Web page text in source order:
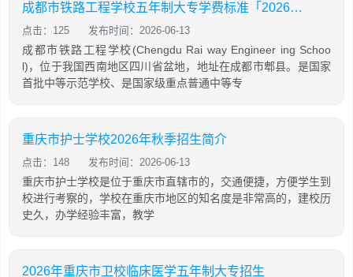
成都市铁路工程学校五年制大专学费标准「2026年更新」
点击：125 发布时间：2026-06-13
成都市铁路工程学校(Chengdu Rai way Engineer ing Schoo
l)，位于我国西南地区四川省盆地，地址在成都市郫县。是国家
首批中等示范学校、是国家级重点普通中等专
重庆市护士学校2026年秋季招生简介
点击：148 发布时间：2026-06-13
重庆市护士学校是位于重庆市直辖市的，交通便捷，方便学生到
校进行考察的，学校在重庆市地区的知名度是非常高的，建校历
史久，办学经验丰富，教学
2026年重庆市卫校临床医学五年制大专招生